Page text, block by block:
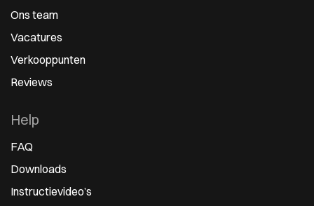
Ons team
Vacatures
Verkooppunten
Reviews
Help
FAQ
Downloads
Instructievideo’s